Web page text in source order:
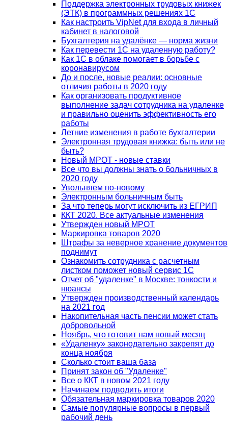
Поддержка электронных трудовых книжек
(ЭТК) в программных решениях 1С
Как настроить VipNet для входа в личный
кабинет в налоговой
Бухгалтерия на удалёнке — норма жизни
Как перевести 1С на удаленную работу?
Как 1С в облаке помогает в борьбе с
коронавирусом
До и после, новые реалии: основные
отличия работы в 2020 году
Как организовать продуктивное
выполнение задач сотрудника на удаленке
и правильно оценить эффективность его
работы
Летние изменения в работе бухгалтерии
Электронная трудовая книжка: быть или не
быть?
Новый МРОТ - новые ставки
Все что вы должны знать о больничных в
2020 году
Увольняем по-новому
Электронным больничным быть
За что теперь могут исключить из ЕГРИП
ККТ 2020. Все актуальные изменения
Утвержден новый МРОТ
Маркировка товаров 2020
Штрафы за неверное хранение документов
поднимут
Ознакомить сотрудника с расчетным
листком поможет новый сервис 1С
Отчет об "удаленке" в Москве: тонкости и
нюансы
Утвержден производственный календарь
на 2021 год
Накопительная часть пенсии может стать
добровольной
Ноябрь, что готовит нам новый месяц
«Удаленку» законодательно закрепят до
конца ноября
Сколько стоит ваша база
Принят закон об "Удаленке"
Все о ККТ в новом 2021 году
Начинаем подводить итоги
Обязательная маркировка товаров 2020
Самые популярные вопросы в первый
рабочий день